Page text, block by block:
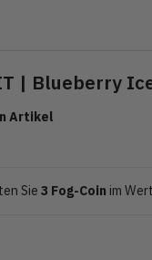
| Blueberry
Artikel
Sie 3 Fog-Coin im